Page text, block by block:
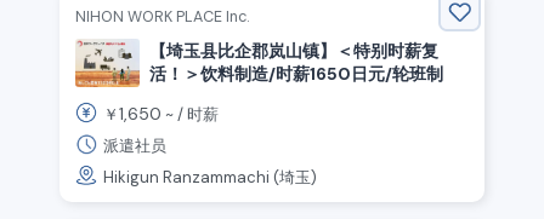
NIHON WORK PLACE Inc.
【埼玉县比企郡岚山镇】＜特别时薪复
活！＞饮料制造/时薪1650日元/轮班制
￥1,650 ~ /时薪
派遣社员
Hikigun Ranzammachi (埼玉)